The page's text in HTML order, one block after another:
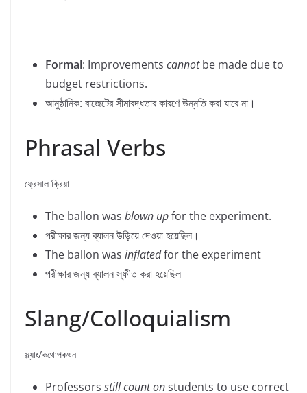
Formal: Improvements cannotbe made due to
budget restrictions.
আনুষ্ঠানিক: বাজেটের সীমাবদ্ধতার কারণে উন্নতি করা যাবে না।
Phrasal Verbs
ফ্রেসাল ক্রিয়া
The ballon was blown upfor the experiment.
পরীক্ষার জন্য ব্যালন উড়িয়ে দেওয়া হয়েছিল।
The ballon was inflatedfor the experiment
পরীক্ষার জন্য ব্যালন স্ফীত করা হয়েছিল
Slang/Colloquialism
স্ল্যাং/কথোপকথন
Professors still count onstudents to use correct